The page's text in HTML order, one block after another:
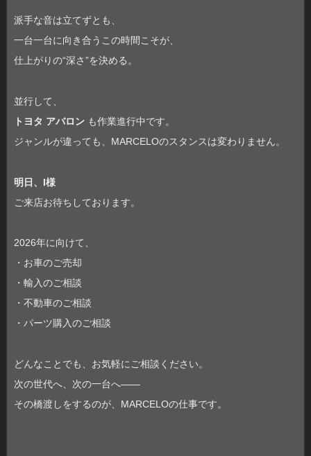
派手な音は立てずとも、
一台一台に向き合うこの時間こそが、
仕上がりの“深さ”を決める。
並行して、
トヨタ アバロン も作業進行中です。
ジャンルが違っても、MARCELOのスタンスは変わりません。
明日、I様
ご来店お待ちしております。
2026年に向けて、
・お車のご売却
・輸入のご相談
・不動車のご相談
・パーツ購入のご相談
どんなことでも、お気軽にご相談ください。
次の世代へ、次の一台へ――
その橋渡しをするのが、MARCELOの仕事です。